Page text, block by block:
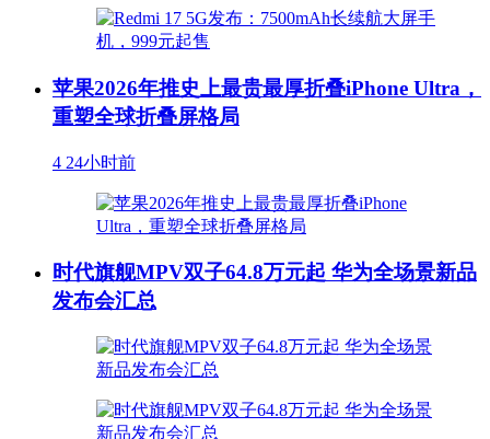
苹果2026年推史上最贵最厚折叠iPhone Ultra，
重塑全球折叠屏格局
4 24小时前
时代旗舰MPV双子64.8万元起 华为全场景新品
发布会汇总